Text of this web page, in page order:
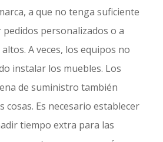
a que no tenga suficiente
personalizados o a
A veces, los equipos no
instalar los muebles. Los
de suministro también
cosas. Es necesario establecer
tiempo extra para las